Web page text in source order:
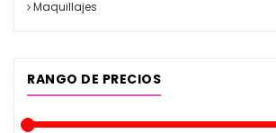
Maquillajes
RANGO DE PRECIOS